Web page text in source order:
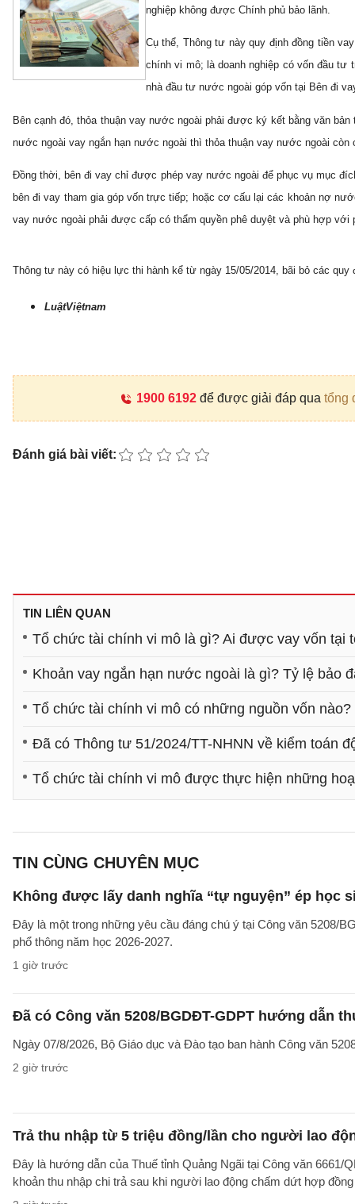
nghiệp không được Chính phủ bảo lãnh.
Cụ thể, Thông tư này quy định đồng tiền
chính vi mô; là doanh nghiệp có vốn đầu
nhà đầu tư nước ngoài góp vốn tại Bên đi
Bên cạnh đó, thỏa thuận vay nước ngoài phải được ký kết bằng văn
nước ngoài vay ngắn hạn nước ngoài thì thỏa thuận vay nước ngoài
Đồng thời, bên đi vay chỉ được phép vay nước ngoài để phục vụ mục
bên đi vay tham gia góp vốn trực tiếp; hoặc cơ cấu lại các khoản nợ
vay nước ngoài phải được cấp có thẩm quyền phê duyệt và phù hợp với
Thông tư này có hiệu lực thi hành kể từ ngày 15/05/2014, bãi bỏ các
LuậtViệtnam
1900 6192để được giải đáp qua tổng
Đánh giá bài viết:
TIN LIÊN QUAN
Tổ chức tài chính vi mô là gì? Ai được vay vốn tại
Khoản vay ngắn hạn nước ngoài là gì? Tỷ lệ bảo
Tổ chức tài chính vi mô có những nguồn vốn nào?
Đã có Thông tư 51/2024/TT-NHNN về kiểm toán
Tổ chức tài chính vi mô được thực hiện những
TIN CÙNG CHUYÊN MỤC
Không được lấy danh nghĩa “tự nguyện” ép học
Đây là một trong những yêu cầu đáng chú ý tại Công văn 5208/
phổ thông năm học 2026-2027.
1 giờ trước
Đã có Công văn 5208/BGDĐT-GDPT hướng dẫn
Ngày 07/8/2026, Bộ Giáo dục và Đào tạo ban hành Công văn
2 giờ trước
Trả thu nhập từ 5 triệu đồng/lần cho người lao
Đây là hướng dẫn của Thuế tỉnh Quảng Ngãi tại Công văn
khoản thu nhập chi trả sau khi người lao động chấm dứt hợp